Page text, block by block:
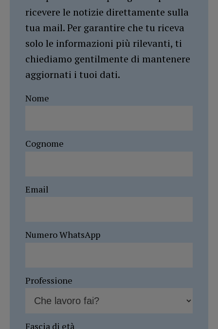
ricevere le notizie direttamente sulla
tua mail. Per garantire che tu riceva
solo le informazioni più rilevanti, ti
chiediamo gentilmente di mantenere
aggiornati i tuoi dati.
Nome
Cognome
Email
Numero WhatsApp
Professione
Fascia di età